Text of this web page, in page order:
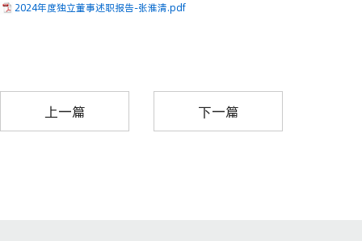
2024年度独立董事述职报告-张淮清.pdf
上一篇 下一篇